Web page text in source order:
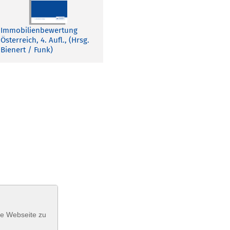
Immobilienbewertung
Österreich, 4. Aufl., (Hrsg.
Bienert / Funk)
Webseite zu